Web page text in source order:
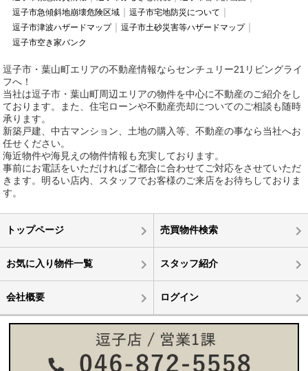
逗子市急傾斜地崩壊危険区域
逗子市宅地防災について
逗子市津波ハザードマップ
逗子市土砂災害等ハザードマップ
逗子市空き家バンク
逗子市・葉山町エリアの不動産情報ならセンチュリー21リビングライ
フへ！
当社は逗子市・葉山町周辺エリアの物件を中心に不動産のご紹介をし
ております。また、住宅ローンや不動産売却についてのご相談も随時
承ります。
新築戸建、中古マンション、土地の購入等、不動産の事なら当社へお
任せください。
海近物件や海見えの物件情報も充実しております。
事前にお電話をいただければご都合に合わせてご対応をさせていただ
きます。明るい店内、スタッフでお客様のご来店をお待ちしておりま
す。
トップページ 売買物件検索
お気に入り物件一覧 スタッフ紹介
会社概要 ログイン